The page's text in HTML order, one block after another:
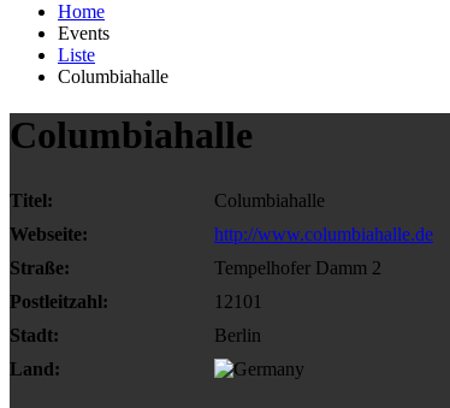
Home
Events
Liste
Columbiahalle
Columbiahalle
Titel:
Columbiahalle
Webseite:
http://www.columbiahalle.de
Straße:
Tempelhofer Damm 2
Postleitzahl:
12101
Stadt:
Berlin
Land: